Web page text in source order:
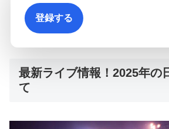
最新ライブ情報！2025年の
て
登録する